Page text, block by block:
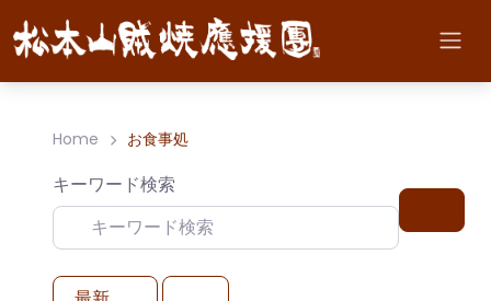
Home お食事処
キーワード検索